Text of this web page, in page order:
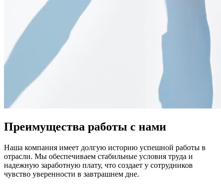
Преимущества работы с нами
Наша компания имеет долгую историю успешной работы в
отрасли. Мы обеспечиваем стабильные условия труда и
надежную заработную плату, что создает у сотрудников
чувство уверенности в завтрашнем дне.